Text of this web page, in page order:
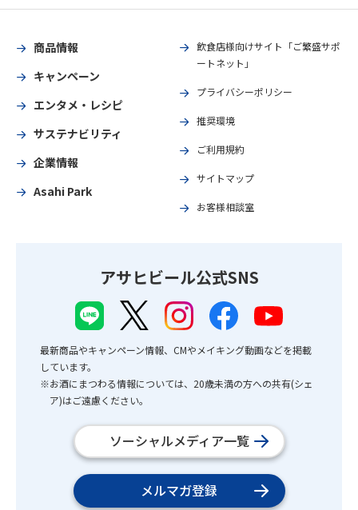
商品情報
キャンペーン
エンタメ・レシピ
サステナビリティ
企業情報
Asahi Park
飲食店様向けサイト「ご繁盛サポ
ートネット」
プライバシーポリシー
推奨環境
ご利用規約
サイトマップ
お客様相談室
アサヒビール公式SNS
最新商品やキャンペーン情報、CMやメイキング動画などを掲載
しています。
※お酒にまつわる情報については、20歳未満の方への共有(シェ
ア)はご遠慮ください。
ソーシャルメディア一覧
メルマガ登録